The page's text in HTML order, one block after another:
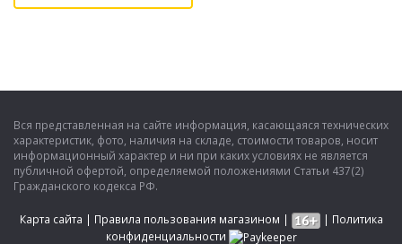
Вся представленная на сайте информация, касающаяся технических
характеристик, фото, наличия на складе, стоимости товаров, носит
информационный характер и ни при каких условиях не является
публичной офертой, определяемой положениями Статьи 437(2)
Гражданского кодекса РФ.
Карта сайта | Правила пользования магазином | | Политика
конфиденциальности